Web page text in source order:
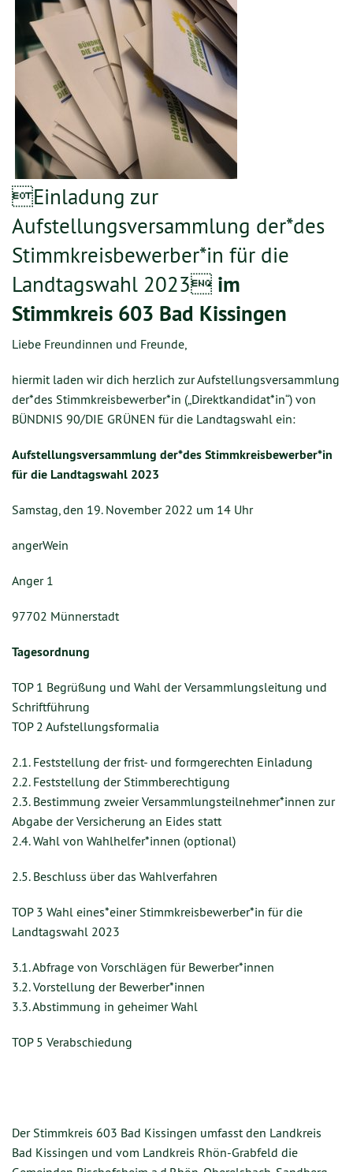
Einladung zur
Aufstellungsversammlung der*des
Stimmkreisbewerber*in für die
Landtagswahl 2023 im
Stimmkreis 603 Bad Kissingen
Liebe Freundinnen und Freunde,
hiermit laden wir dich herzlich zur Aufstellungsversammlung
der*des Stimmkreisbewerber*in („Direktkandidat*in“) von
BÜNDNIS 90/DIE GRÜNEN für die Landtagswahl ein:
Aufstellungsversammlung der*des Stimmkreisbewerber*in
für die Landtagswahl 2023
Samstag, den 19. November 2022 um 14 Uhr
angerWein
Anger 1
97702 Münnerstadt
Tagesordnung
TOP 1 Begrüßung und Wahl der Versammlungsleitung und
Schriftführung
TOP 2 Aufstellungsformalia
2.1. Feststellung der frist- und formgerechten Einladung
2.2. Feststellung der Stimmberechtigung
2.3. Bestimmung zweier Versammlungsteilnehmer*innen zur
Abgabe der Versicherung an Eides statt
2.4. Wahl von Wahlhelfer*innen (optional)
2.5. Beschluss über das Wahlverfahren
TOP 3 Wahl eines*einer Stimmkreisbewerber*in für die
Landtagswahl 2023
3.1. Abfrage von Vorschlägen für Bewerber*innen
3.2. Vorstellung der Bewerber*innen
3.3. Abstimmung in geheimer Wahl
TOP 5 Verabschiedung
Der Stimmkreis 603 Bad Kissingen umfasst den Landkreis
Bad Kissingen und vom Landkreis Rhön-Grabfeld die